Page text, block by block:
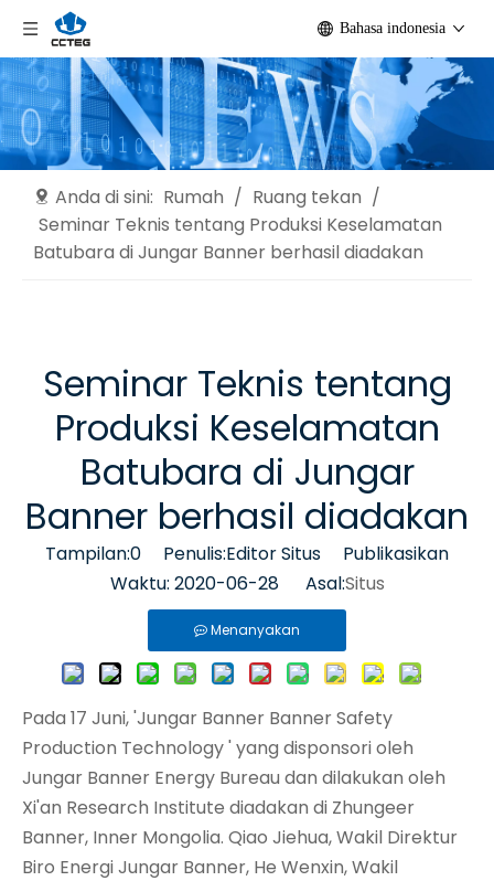
Bahasa indonesia
Anda di sini: Rumah / Ruang tekan /
Seminar Teknis tentang Produksi Keselamatan
Batubara di Jungar Banner berhasil diadakan
Seminar Teknis tentang
Produksi Keselamatan
Batubara di Jungar
Banner berhasil diadakan
Tampilan:0 Penulis:Editor Situs Publikasikan
Waktu: 2020-06-28 Asal:Situs
Menanyakan
Pada 17 Juni, 'Jungar Banner Banner Safety
Production Technology ' yang disponsori oleh
Jungar Banner Energy Bureau dan dilakukan oleh
Xi'an Research Institute diadakan di Zhungeer
Banner, Inner Mongolia. Qiao Jiehua, Wakil Direktur
Biro Energi Jungar Banner, He Wenxin, Wakil